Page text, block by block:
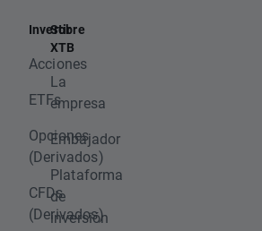
Invertir
Acciones
ETFs
Opciones
(Derivados)
CFDs
(Derivados)
Sobre
XTB
La
empresa
Embajador
Plataforma
de
inversión